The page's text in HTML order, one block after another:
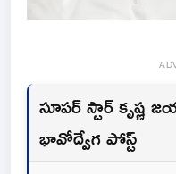
సూపర్ స్టార్ కృష్ణ
భావోద్వేగ‌ పోస్ట్